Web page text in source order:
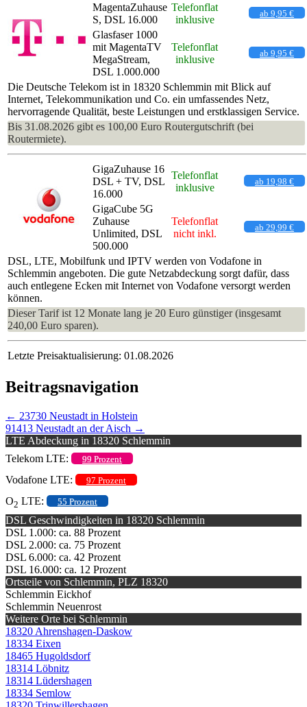
MagentaZuhause
S, DSL 16.000
Telefonflat
inklusive
ab 9,95 €
Glasfaser 1000
mit MagentaTV
MegaStream,
DSL 1.000.000
Telefonflat
inklusive
ab 9,95 €
Die Deutsche Telekom ist in 18320 Schlemmin mit Blick auf
Internet, Telekommunikation und Co. ein umfassendes Netz,
hervorragende Qualität, beste Leistungen und erstklassigen Service.
Bis 31.08.2026 gibt es 100,00 Euro Routergutschrift (bei
Routermiete).
GigaZuhause 16
DSL + TV, DSL
16.000
Telefonflat
inklusive
ab 19,98 €
GigaCube 5G
Zuhause
Unlimited, DSL
500.000
Telefonflat
nicht inkl.
ab 29,99 €
DSL, LTE, Mobilfunk und IPTV werden von Vodafone in
Schlemmin angeboten. Die gute Netzabdeckung sorgt dafür, dass
auch entlegene Ecken mit Internet von Vodafone versorgt werden
können.
Dieser Tarif ist 12 Monate lang je 20 Euro günstiger (insgesamt
240,00 Euro sparen).
Letzte Preisaktualisierung: 01.08.2026
Beitragsnavigation
← 23730 Neustadt in Holstein
91413 Neustadt an der Aisch →
LTE Abdeckung in 18320 Schlemmin
Telekom LTE:
99 Prozent
Vodafone LTE: 97 Prozent
O2 LTE: 55 Prozent
DSL Geschwindigkeiten in 18320 Schlemmin
DSL 1.000: ca. 88 Prozent
DSL 2.000: ca. 75 Prozent
DSL 6.000: ca. 42 Prozent
DSL 16.000: ca. 12 Prozent
Ortsteile von Schlemmin, PLZ 18320
Schlemmin Eickhof
Schlemmin Neuenrost
Weitere Orte bei Schlemmin
18320 Ahrenshagen-Daskow
18334 Eixen
18465 Hugoldsdorf
18314 Löbnitz
18314 Lüdershagen
18334 Semlow